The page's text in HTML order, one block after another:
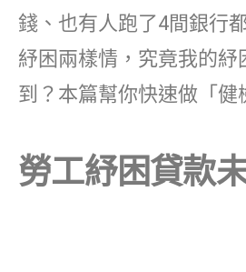
錢、也有人跑了4間銀行
紓困兩樣情，究竟我的紓
到？本篇幫你快速做「健
勞工紓困貸款